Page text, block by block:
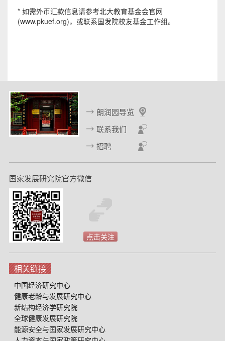
* 如需外币汇款信息请参考北大教育基金会官网
(www.pkuef.org)，或联系国发院校友基金工作组。
朗润园导览
联系我们
招聘
国家发展研究院官方微信
点击关注
相关链接
中国经济研究中心
健康老龄与发展研究中心
新结构经济学研究院
全球健康发展研究院
能源安全与国家发展研究中心